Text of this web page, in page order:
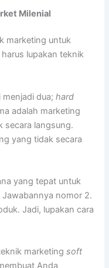
Milenial
marketing untuk
lupakan teknik
menjadi dua;hard
adalah marketing
secara langsung.
yang tidak secara
yang tepat untuk
Jawabannya nomor 2.
Jadi, lupakan cara
marketingsoft